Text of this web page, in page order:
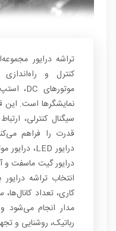
تراشه درایور
نمایشگرها است. این
سیگنال کنترلی،
قدرت را فراهم
درایور گیت ماسفت و
انتخاب تراشه
کاری، تعداد
مدار انجام می‌شود
رباتیک، روشنایی و